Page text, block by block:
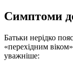
Симптоми
Батьки нерідко
«перехідним
уважніше: